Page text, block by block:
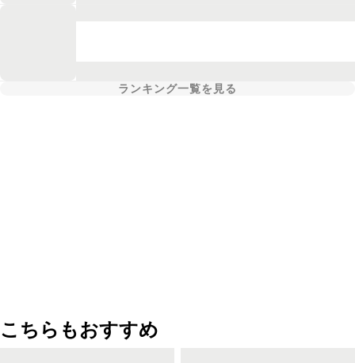
ランキング一覧を見る
こちらもおすすめ